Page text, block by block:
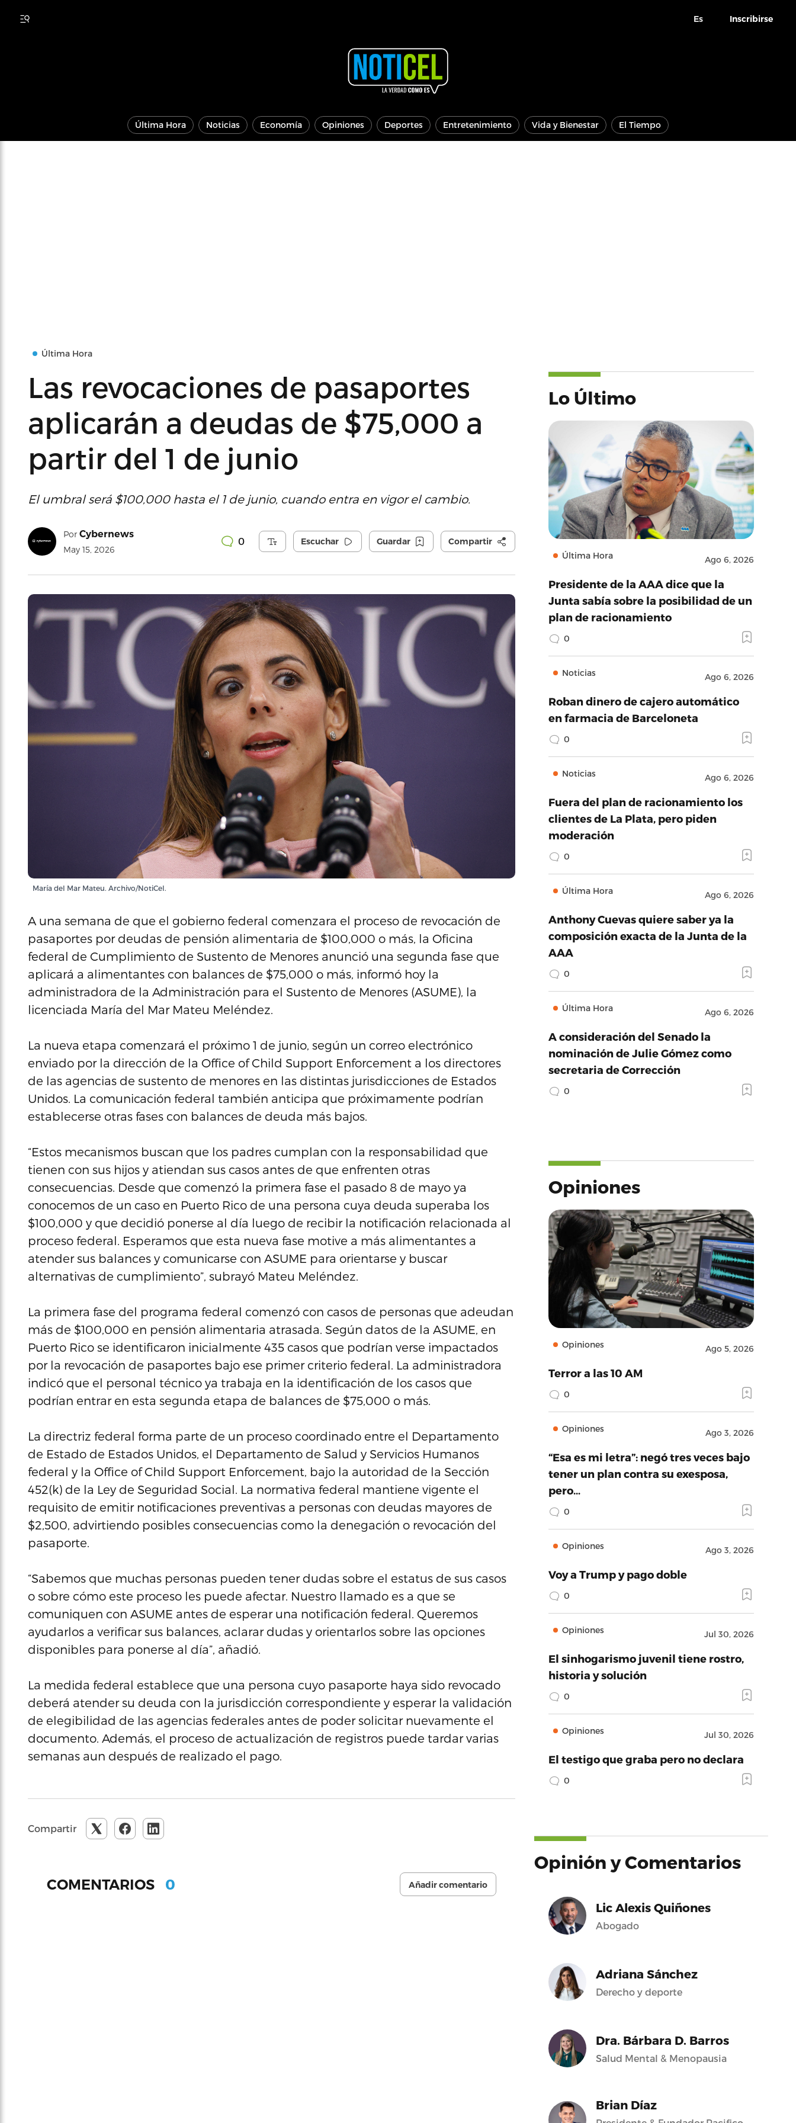
Es Inscribirse
Última Hora Noticias Economía Opiniones Deportes Entretenimiento Vida y Bienestar El Tiempo
Última Hora
Las revocaciones de pasaportes
aplicarán a deudas de $75,000 a
partir del 1 de junio
El umbral será $100,000 hasta el 1 de junio, cuando entra en vigor el cambio.
Por Cybernews
May 15, 2026
0 Escuchar Guardar Compartir
María del Mar Mateu. Archivo/NotiCel.
A una semana de que el gobierno federal comenzara el proceso de revocación de
pasaportes por deudas de pensión alimentaria de $100,000 o más, la Oficina
federal de Cumplimiento de Sustento de Menores anunció una segunda fase que
aplicará a alimentantes con balances de $75,000 o más, informó hoy la
administradora de la Administración para el Sustento de Menores (ASUME), la
licenciada María del Mar Mateu Meléndez.
La nueva etapa comenzará el próximo 1 de junio, según un correo electrónico
enviado por la dirección de la Office of Child Support Enforcement a los directores
de las agencias de sustento de menores en las distintas jurisdicciones de Estados
Unidos. La comunicación federal también anticipa que próximamente podrían
establecerse otras fases con balances de deuda más bajos.
“Estos mecanismos buscan que los padres cumplan con la responsabilidad que
tienen con sus hijos y atiendan sus casos antes de que enfrenten otras
consecuencias. Desde que comenzó la primera fase el pasado 8 de mayo ya
conocemos de un caso en Puerto Rico de una persona cuya deuda superaba los
$100,000 y que decidió ponerse al día luego de recibir la notificación relacionada al
proceso federal. Esperamos que esta nueva fase motive a más alimentantes a
atender sus balances y comunicarse con ASUME para orientarse y buscar
alternativas de cumplimiento”, subrayó Mateu Meléndez.
La primera fase del programa federal comenzó con casos de personas que adeudan
más de $100,000 en pensión alimentaria atrasada. Según datos de la ASUME, en
Puerto Rico se identificaron inicialmente 435 casos que podrían verse impactados
por la revocación de pasaportes bajo ese primer criterio federal. La administradora
indicó que el personal técnico ya trabaja en la identificación de los casos que
podrían entrar en esta segunda etapa de balances de $75,000 o más.
La directriz federal forma parte de un proceso coordinado entre el Departamento
de Estado de Estados Unidos, el Departamento de Salud y Servicios Humanos
federal y la Office of Child Support Enforcement, bajo la autoridad de la Sección
452(k) de la Ley de Seguridad Social. La normativa federal mantiene vigente el
requisito de emitir notificaciones preventivas a personas con deudas mayores de
$2,500, advirtiendo posibles consecuencias como la denegación o revocación del
pasaporte.
“Sabemos que muchas personas pueden tener dudas sobre el estatus de sus casos
o sobre cómo este proceso les puede afectar. Nuestro llamado es a que se
comuniquen con ASUME antes de esperar una notificación federal. Queremos
ayudarlos a verificar sus balances, aclarar dudas y orientarlos sobre las opciones
disponibles para ponerse al día”, añadió.
La medida federal establece que una persona cuyo pasaporte haya sido revocado
deberá atender su deuda con la jurisdicción correspondiente y esperar la validación
de elegibilidad de las agencias federales antes de poder solicitar nuevamente el
documento. Además, el proceso de actualización de registros puede tardar varias
semanas aun después de realizado el pago.
Compartir
COMENTARIOS 0 Añadir comentario
Lo Último
Última Hora Ago 6, 2026
Presidente de la AAA dice que la
Junta sabía sobre la posibilidad de un
plan de racionamiento
0
Noticias Ago 6, 2026
Roban dinero de cajero automático
en farmacia de Barceloneta
0
Noticias Ago 6, 2026
Fuera del plan de racionamiento los
clientes de La Plata, pero piden
moderación
0
Última Hora Ago 6, 2026
Anthony Cuevas quiere saber ya la
composición exacta de la Junta de la
AAA
0
Última Hora Ago 6, 2026
A consideración del Senado la
nominación de Julie Gómez como
secretaria de Corrección
0
Opiniones
Opiniones Ago 5, 2026
Terror a las 10 AM
0
Opiniones Ago 3, 2026
“Esa es mi letra”: negó tres veces bajo
tener un plan contra su exesposa,
pero…
0
Opiniones Ago 3, 2026
Voy a Trump y pago doble
0
Opiniones Jul 30, 2026
El sinhogarismo juvenil tiene rostro,
historia y solución
0
Opiniones Jul 30, 2026
El testigo que graba pero no declara
0
Opinión y Comentarios
Lic Alexis Quiñones
Abogado
Adriana Sánchez
Derecho y deporte
Dra. Bárbara D. Barros
Salud Mental & Menopausia
Brian Díaz